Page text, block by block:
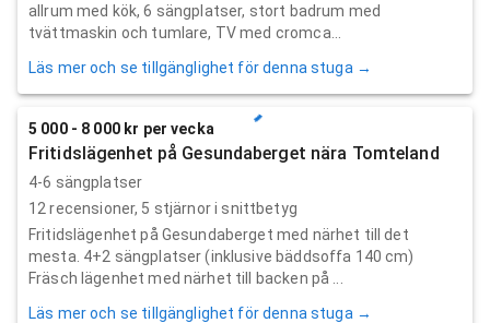
allrum med kök, 6 sängplatser, stort badrum med
tvättmaskin och tumlare, TV med cromca...
Läs mer och se tillgänglighet för denna stuga →
5 000 - 8 000 kr per vecka
Fritidslägenhet på Gesundaberget nära Tomteland
4-6 sängplatser
12 recensioner, 5 stjärnor i snittbetyg
Fritidslägenhet på Gesundaberget med närhet till det
mesta. 4+2 sängplatser (inklusive bäddsoffa 140 cm)
Fräsch lägenhet med närhet till backen på ...
Läs mer och se tillgänglighet för denna stuga →